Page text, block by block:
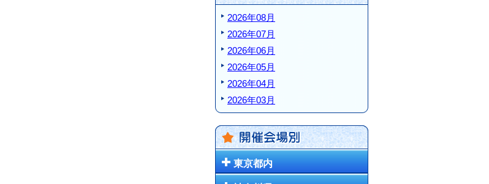
2026年08月
2026年07月
2026年06月
2026年05月
2026年04月
2026年03月
東京都内